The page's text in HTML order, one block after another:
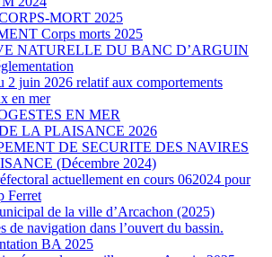
MORT 2025
Corps morts 2025
NATURELLE DU BANC D’ARGUIN
2 juin 2026 relatif aux comportements
en mer
EN MER
LA PLAISANCE 2026
DE SECURITE DES NAVIRES
(Décembre 2024)
actuellement en cours 062024 pour
Ferret
de la ville d’Arcachon (2025)
de navigation dans l’ouvert du bassin.
BA 2025